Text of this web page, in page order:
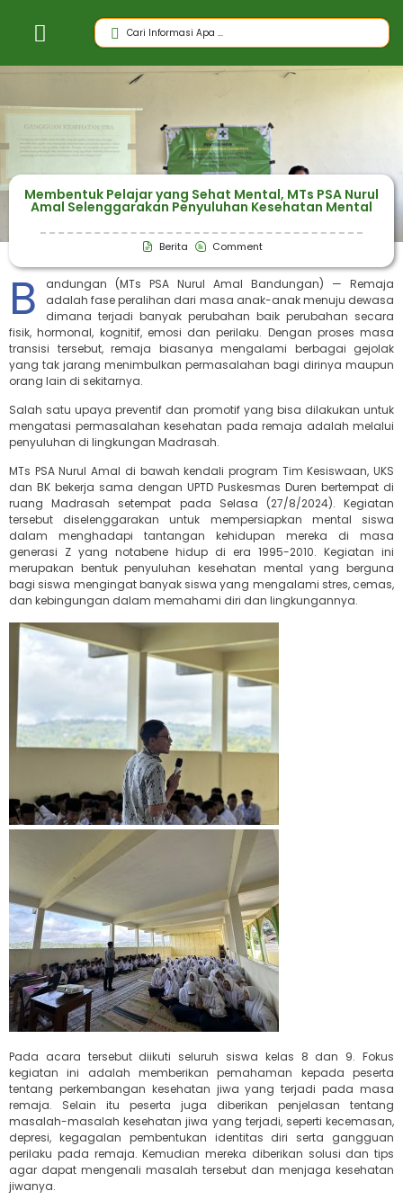
Membentuk Pelajar yang Sehat Mental, MTs PSA Nurul
Amal Selenggarakan Penyuluhan Kesehatan Mental
Berita Comment
B
andungan (MTs PSA Nurul Amal Bandungan) — Remaja
adalah fase peralihan dari masa anak-anak menuju dewasa
dimana terjadi banyak perubahan baik perubahan secara
fisik, hormonal, kognitif, emosi dan perilaku. Dengan proses masa
transisi tersebut, remaja biasanya mengalami berbagai gejolak
yang tak jarang menimbulkan permasalahan bagi dirinya maupun
orang lain di sekitarnya.
Salah satu upaya preventif dan promotif yang bisa dilakukan untuk
mengatasi permasalahan kesehatan pada remaja adalah melalui
penyuluhan di lingkungan Madrasah.
MTs PSA Nurul Amal di bawah kendali program Tim Kesiswaan, UKS
dan BK bekerja sama dengan UPTD Puskesmas Duren bertempat di
ruang Madrasah setempat pada Selasa (27/8/2024). Kegiatan
tersebut diselenggarakan untuk mempersiapkan mental siswa
dalam menghadapi tantangan kehidupan mereka di masa
generasi Z yang notabene hidup di era 1995-2010. Kegiatan ini
merupakan bentuk penyuluhan kesehatan mental yang berguna
bagi siswa mengingat banyak siswa yang mengalami stres, cemas,
dan kebingungan dalam memahami diri dan lingkungannya.
Pada acara tersebut diikuti seluruh siswa kelas 8 dan 9. Fokus
kegiatan ini adalah memberikan pemahaman kepada peserta
tentang perkembangan kesehatan jiwa yang terjadi pada masa
remaja. Selain itu peserta juga diberikan penjelasan tentang
masalah-masalah kesehatan jiwa yang terjadi, seperti kecemasan,
depresi, kegagalan pembentukan identitas diri serta gangguan
perilaku pada remaja. Kemudian mereka diberikan solusi dan tips
agar dapat mengenali masalah tersebut dan menjaga kesehatan
jiwanya.